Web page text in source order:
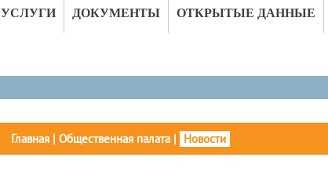
УСЛУГИ ДОКУМЕНТЫ ОТКРЫТЫЕ ДАННЫЕ
Главная| Общественная палата| Новости